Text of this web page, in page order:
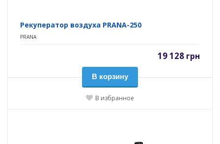
Рекуператор воздуха PRANA-250
PRANA
19 128 грн
В корзину
В избранное